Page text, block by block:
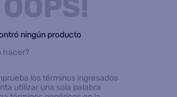
OOPS!
ningún producto
hacer?
los términos ingresados
utilizar una sola palabra
9.